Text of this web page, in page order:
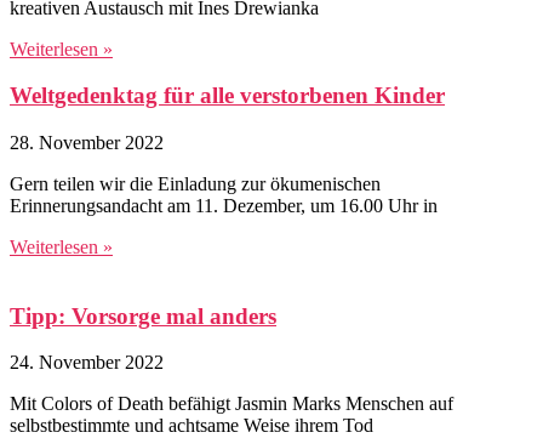
kreativen Austausch mit Ines Drewianka
Weiterlesen »
Weltgedenktag für alle verstorbenen Kinder
28. November 2022
Gern teilen wir die Einladung zur ökumenischen
Erinnerungsandacht am 11. Dezember, um 16.00 Uhr in
Weiterlesen »
Tipp: Vorsorge mal anders
24. November 2022
Mit Colors of Death befähigt Jasmin Marks Menschen auf
selbstbestimmte und achtsame Weise ihrem Tod